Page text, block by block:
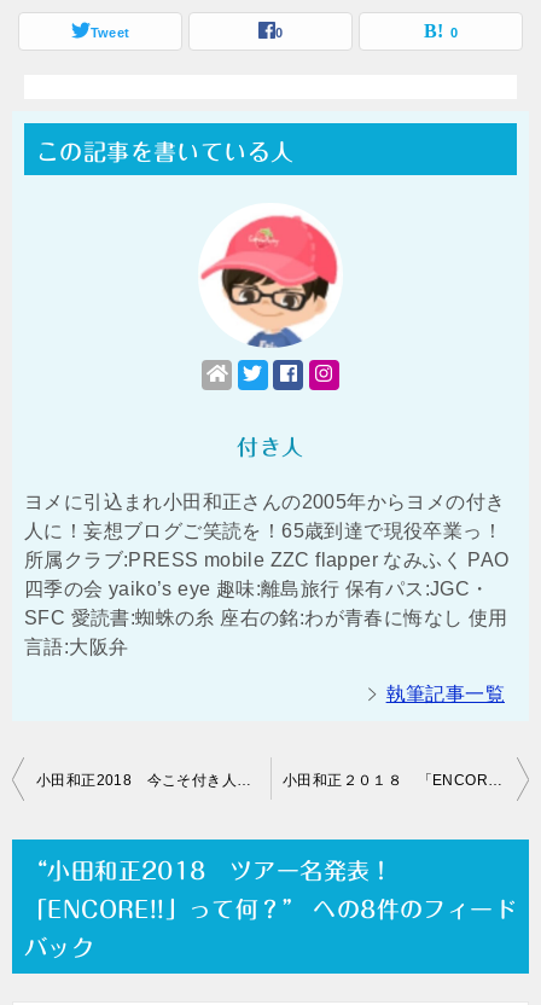
Tweet 0 0
この記事を書いている人
付き人
ヨメに引込まれ小田和正さんの2005年からヨメの付き
人に！妄想ブログご笑読を！65歳到達で現役卒業っ！
所属クラブ:PRESS mobile ZZC flapper なみふく PAO
四季の会 yaiko’s eye 趣味:離島旅行 保有パス:JGC・
SFC 愛読書:蜘蛛の糸 座右の銘:わが青春に悔なし 使用
言語:大阪弁
執筆記事一覧
投
ー
小田和正2018 今こそ付き人のブログを読み返そう！ 小田和正２０１８ 「ENCORE!!」の掲載の有無で各イベンターの情報感応度、本気度を調査する
“小田和正2018 ツアー名発表！
「ENCORE!!」って何？” への8件のフィード
バック